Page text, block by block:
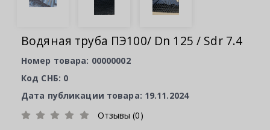
Водяная труба ПЭ100/ Dn 125 / Sdr 7.4
Номер товара: 00000002
Код СНБ: 0
Дата публикации товара: 19.11.2024
Отзывы (0)